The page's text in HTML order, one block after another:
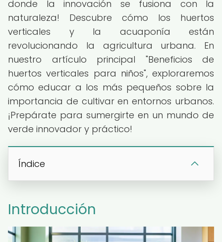
donde la innovación se fusiona con la
naturaleza! Descubre cómo los huertos
verticales y la acuaponía están
revolucionando la agricultura urbana. En
nuestro artículo principal "Beneficios de
huertos verticales para niños", exploraremos
cómo educar a los más pequeños sobre la
importancia de cultivar en entornos urbanos.
¡Prepárate para sumergirte en un mundo de
verde innovador y práctico!
Índice
Introducción